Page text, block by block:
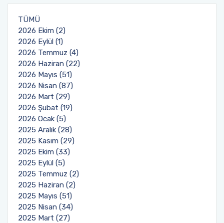
TÜMÜ
2026 Ekim (2)
2026 Eylül (1)
2026 Temmuz (4)
2026 Haziran (22)
2026 Mayıs (51)
2026 Nisan (87)
2026 Mart (29)
2026 Şubat (19)
2026 Ocak (5)
2025 Aralık (28)
2025 Kasım (29)
2025 Ekim (33)
2025 Eylül (5)
2025 Temmuz (2)
2025 Haziran (2)
2025 Mayıs (51)
2025 Nisan (34)
2025 Mart (27)
Ziraat Fakültesi